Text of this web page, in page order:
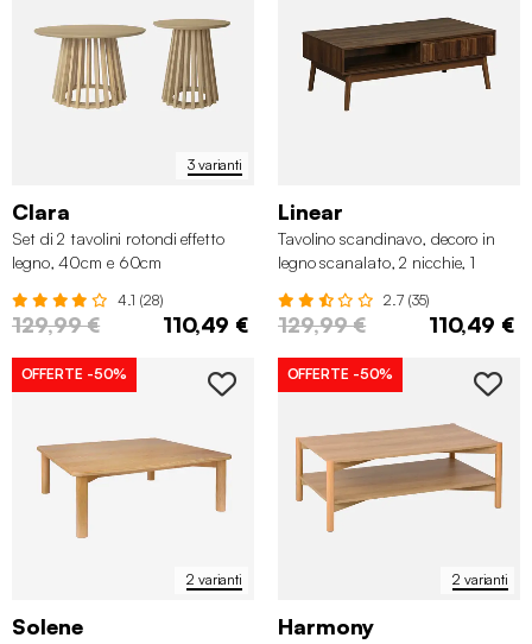
3 varianti
Clara
Set di 2 tavolini rotondi effetto
legno, 40cm e 60cm
4.1 (28)
129,99 € 110,49 €
Linear
Tavolino scandinavo, decoro in
legno scanalato, 2 nicchie, 1
2.7 (35)
129,99 € 110,49 €
2 varianti
OFFERTE -50%
Solene
2 varianti
OFFERTE -50%
Harmony